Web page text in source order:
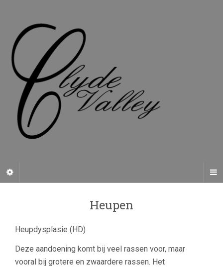
Heupen
Heupdysplasie (HD)
Deze aandoening komt bij veel rassen voor, maar
vooral bij grotere en zwaardere rassen. Het